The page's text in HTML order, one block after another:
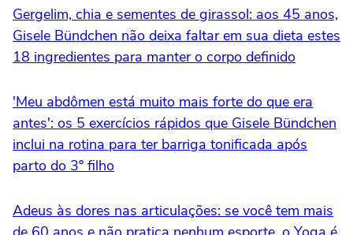
Gergelim, chia e sementes de girassol: aos 45 anos,
Gisele Bündchen não deixa faltar em sua dieta estes
18 ingredientes para manter o corpo definido
'Meu abdômen está muito mais forte do que era
antes': os 5 exercícios rápidos que Gisele Bündchen
inclui na rotina para ter barriga tonificada após
parto do 3º filho
Adeus às dores nas articulações: se você tem mais